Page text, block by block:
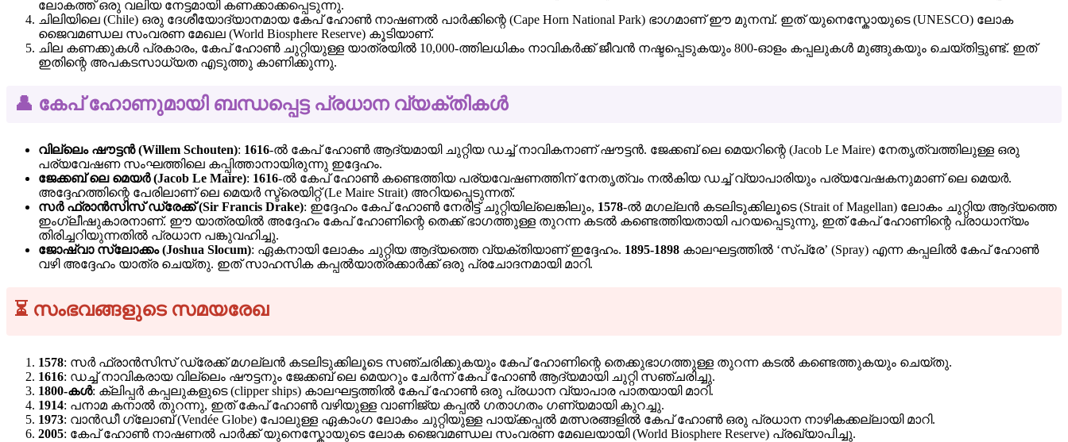
ലോകത്ത് ഒരു വലിയ നേട്ടമായി കണക്കാക്കപ്പെടുന്നു.
ചിലിയിലെ (Chile) ഒരു ദേശീയോദ്യാനമായ കേപ് ഹോൺ നാഷണൽ പാർക്കിന്റെ (Cape Horn National Park) ഭാഗമാണ് ഈ മുനമ്പ്. ഇത് യുനെസ്കോയുടെ (UNESCO) ലോക
ജൈവമണ്ഡല സംവരണ മേഖല (World Biosphere Reserve) കൂടിയാണ്.
ചില കണക്കുകൾ പ്രകാരം, കേപ് ഹോൺ ചുറ്റിയുള്ള യാത്രയിൽ 10,000-ത്തിലധികം നാവികർക്ക് ജീവൻ നഷ്ടപ്പെടുകയും 800-ഓളം കപ്പലുകൾ മുങ്ങുകയും ചെയ്തിട്ടുണ്ട്. ഇത്
ഇതിന്റെ അപകടസാധ്യത എടുത്തു കാണിക്കുന്നു.
👤 കേപ് ഹോണുമായി ബന്ധപ്പെട്ട പ്രധാന വ്യക്തികൾ
വില്ലെം ഷൗട്ടൻ (Willem Schouten): 1616-ൽ കേപ് ഹോൺ ആദ്യമായി ചുറ്റിയ ഡച്ച് നാവികനാണ് ഷൗട്ടൻ. ജേക്കബ് ലെ മെയറിന്റെ (Jacob Le Maire) നേതൃത്വത്തിലുള്ള ഒരു
പര്യവേഷണ സംഘത്തിലെ കപ്പിത്താനായിരുന്നു ഇദ്ദേഹം.
ജേക്കബ് ലെ മെയർ (Jacob Le Maire): 1616-ൽ കേപ് ഹോൺ കണ്ടെത്തിയ പര്യവേഷണത്തിന് നേതൃത്വം നൽകിയ ഡച്ച് വ്യാപാരിയും പര്യവേഷകനുമാണ് ലെ മെയർ.
അദ്ദേഹത്തിന്റെ പേരിലാണ് ലെ മെയർ സ്ട്രെയിറ്റ് (Le Maire Strait) അറിയപ്പെടുന്നത്.
സർ ഫ്രാൻസിസ് ഡ്രേക്ക് (Sir Francis Drake): ഇദ്ദേഹം കേപ് ഹോൺ നേരിട്ട് ചുറ്റിയില്ലെങ്കിലും, 1578-ൽ മഗല്ലൻ കടലിടുക്കിലൂടെ (Strait of Magellan) ലോകം ചുറ്റിയ ആദ്യത്തെ
ഇംഗ്ലീഷുകാരനാണ്. ഈ യാത്രയിൽ അദ്ദേഹം കേപ് ഹോണിന്റെ തെക്ക് ഭാഗത്തുള്ള തുറന്ന കടൽ കണ്ടെത്തിയതായി പറയപ്പെടുന്നു, ഇത് കേപ് ഹോണിന്റെ പ്രാധാന്യം
തിരിച്ചറിയുന്നതിൽ പ്രധാന പങ്കുവഹിച്ചു.
ജോഷ്വാ സ്ലോക്കം (Joshua Slocum): ഏകനായി ലോകം ചുറ്റിയ ആദ്യത്തെ വ്യക്തിയാണ് ഇദ്ദേഹം. 1895-1898 കാലഘട്ടത്തിൽ ‘സ്പ്രേ’ (Spray) എന്ന കപ്പലിൽ കേപ് ഹോൺ
വഴി അദ്ദേഹം യാത്ര ചെയ്തു. ഇത് സാഹസിക കപ്പൽയാത്രക്കാർക്ക് ഒരു പ്രചോദനമായി മാറി.
⏳ സംഭവങ്ങളുടെ സമയരേഖ
1578: സർ ഫ്രാൻസിസ് ഡ്രേക്ക് മഗല്ലൻ കടലിടുക്കിലൂടെ സഞ്ചരിക്കുകയും കേപ് ഹോണിന്റെ തെക്കുഭാഗത്തുള്ള തുറന്ന കടൽ കണ്ടെത്തുകയും ചെയ്തു.
1616: ഡച്ച് നാവികരായ വില്ലെം ഷൗട്ടനും ജേക്കബ് ലെ മെയറും ചേർന്ന് കേപ് ഹോൺ ആദ്യമായി ചുറ്റി സഞ്ചരിച്ചു.
1800-കൾ: ക്ലിപ്പർ കപ്പലുകളുടെ (clipper ships) കാലഘട്ടത്തിൽ കേപ് ഹോൺ ഒരു പ്രധാന വ്യാപാര പാതയായി മാറി.
1914: പനാമ കനാൽ തുറന്നു, ഇത് കേപ് ഹോൺ വഴിയുള്ള വാണിജ്യ കപ്പൽ ഗതാഗതം ഗണ്യമായി കുറച്ചു.
1973: വാൻഡീ ഗ്ലോബ് (Vendée Globe) പോലുള്ള ഏകാംഗ ലോകം ചുറ്റിയുള്ള പായ്ക്കപ്പൽ മത്സരങ്ങളിൽ കേപ് ഹോൺ ഒരു പ്രധാന നാഴികക്കല്ലായി മാറി.
2005: കേപ് ഹോൺ നാഷണൽ പാർക്ക് യുനെസ്കോയുടെ ലോക ജൈവമണ്ഡല സംവരണ മേഖലയായി (World Biosphere Reserve) പ്രഖ്യാപിച്ചു.